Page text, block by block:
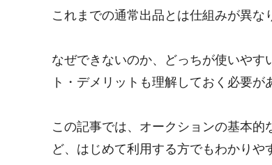
これまでの通常出品とは仕組みが異な
なぜできないのか、どっちが使いや
ト・デメリットも理解しておく必要が
この記事では、オークションの基本
ど、はじめて利用する方でもわかりや